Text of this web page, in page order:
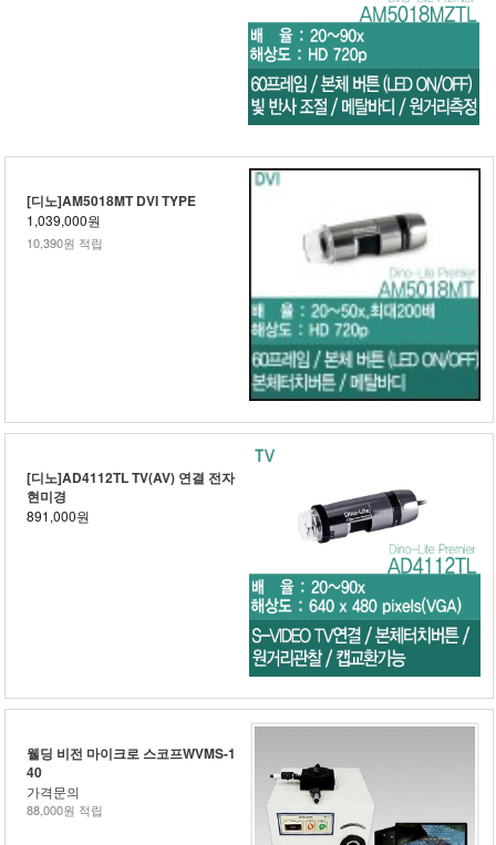
[디노]AM5018MT DVI TYPE
1,039,000원
10,390원 적립
[디노]AD4112TL TV(AV) 연결 전자
현미경
891,000원
웰딩 비전 마이크로 스코프WVMS-1
40
가격문의
88,000원 적립